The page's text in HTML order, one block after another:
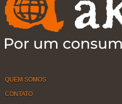
QUEM SOMOS
CONTATO